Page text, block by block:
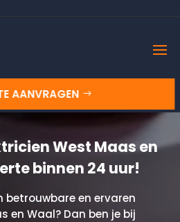
AANVRAGEN
West Maas en
binnen 24 uur!
betrouwbare en ervaren
en Waal? Dan ben je bij